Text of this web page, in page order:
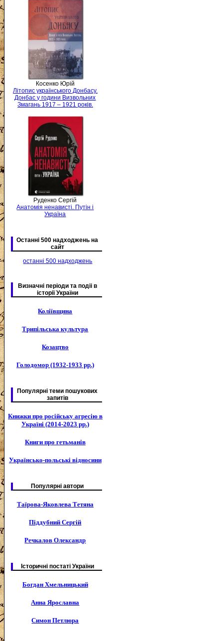
Косенко Юрій
Літопис українського Донбасу.
Донбас у години Визвольних
Змагань 1917 – 1921 років.
Руденко Сергій
Анатомія ненависті. Путін і
Україна
Останні 500 надходжень на
сайт
останні 500 надходжень
Визначні періоди та подіі в
історії України
Коліївщина
Трипільська культура
Козацтво
Голодомор (1932-1933 рр.)
Популярні теми пошукових
запитів
Книжки про російську агресію в
Україні (2014-2023 рр.)
Книги про гетьманів
Українсько-польські відносини
Популярні автори
Таїрова-Яковлева Тетяна
Піддубний Сергій
Речкалов Олександр
Історичні постаті України
Богдан Хмельницький
Анна Ярославна
Симон Петлюра